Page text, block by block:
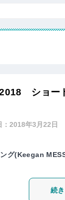
ショー
：2018年3月22日
グ(Keegan
続